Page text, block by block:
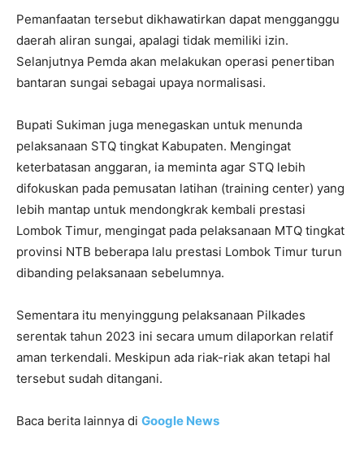
Pemanfaatan tersebut dikhawatirkan dapat mengganggu
daerah aliran sungai, apalagi tidak memiliki izin.
Selanjutnya Pemda akan melakukan operasi penertiban
bantaran sungai sebagai upaya normalisasi.
Bupati Sukiman juga menegaskan untuk menunda
pelaksanaan STQ tingkat Kabupaten. Mengingat
keterbatasan anggaran, ia meminta agar STQ lebih
difokuskan pada pemusatan latihan (training center) yang
lebih mantap untuk mendongkrak kembali prestasi
Lombok Timur, mengingat pada pelaksanaan MTQ tingkat
provinsi NTB beberapa lalu prestasi Lombok Timur turun
dibanding pelaksanaan sebelumnya.
Sementara itu menyinggung pelaksanaan Pilkades
serentak tahun 2023 ini secara umum dilaporkan relatif
aman terkendali. Meskipun ada riak-riak akan tetapi hal
tersebut sudah ditangani.
Baca berita lainnya di Google News